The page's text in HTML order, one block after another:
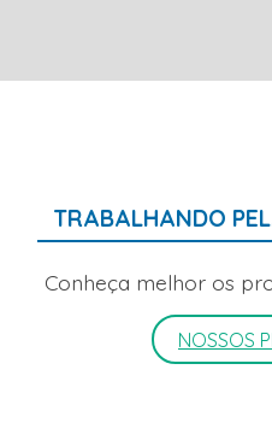
TRABALHANDO
Conheça melhor os
NOSSOS